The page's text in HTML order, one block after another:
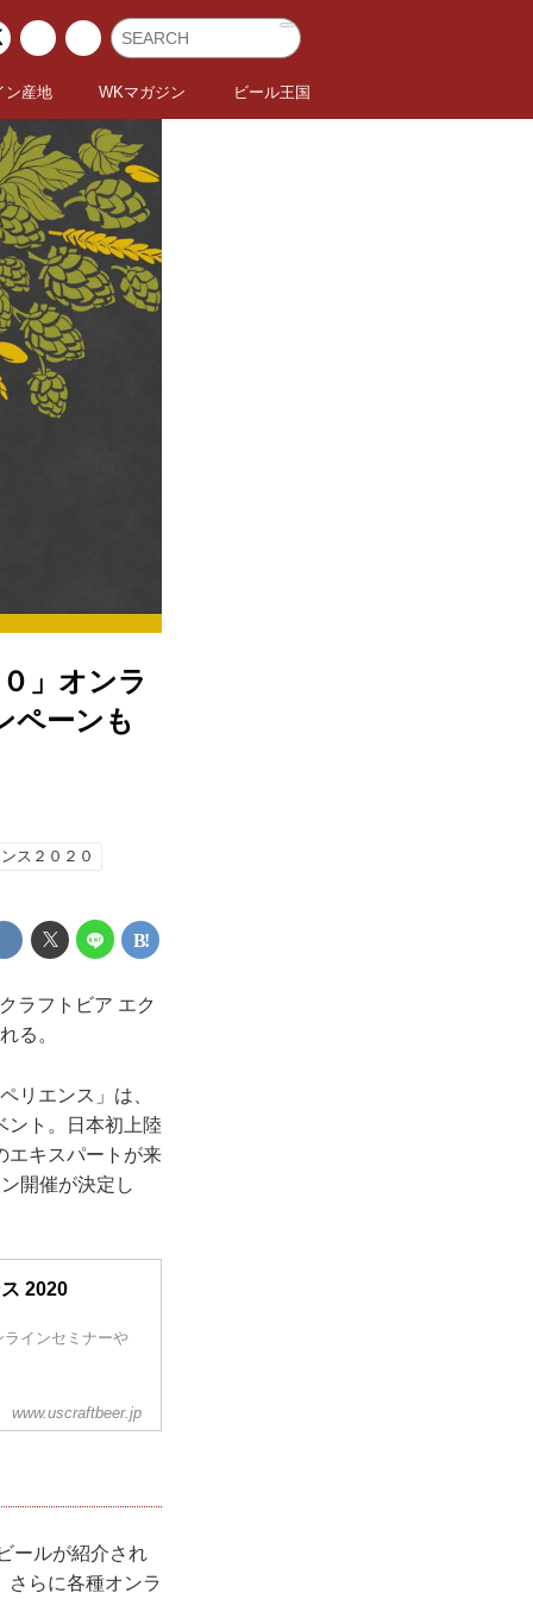
ン産地 WKマガジン ビール王国
」オンラ
ペーンも
ス２０２０
ラフトビア エク
る。
リエンス」は、
ント。日本初上陸
エキスパートが来
開催が決定し
2020
インセミナーや
www.uscraftbeer.jp
ールが紹介され
さらに各種オンラ